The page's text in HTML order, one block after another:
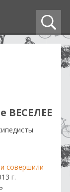
ВЕСЕЛЕЕ
совершили
г.